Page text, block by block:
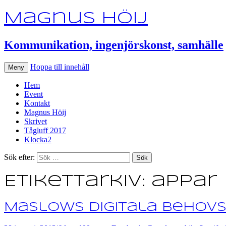
Magnus Höij
Kommunikation, ingenjörskonst, samhälle
Meny Hoppa till innehåll
Hem
Event
Kontakt
Magnus Höij
Skrivet
Tågluff 2017
Klocka2
Sök efter:
Etikettarkiv: appar
Maslows digitala